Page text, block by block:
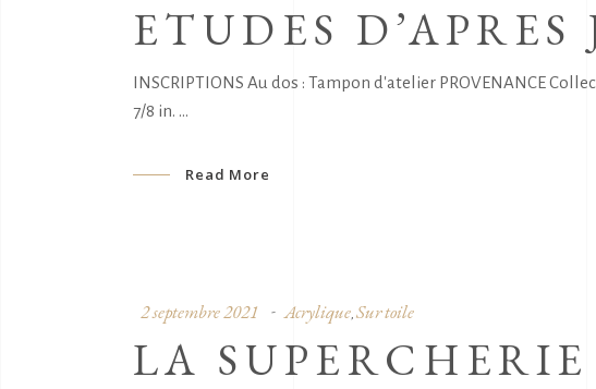
ETUDES
INSCRIPTIONS Au dos : Tampon d'atelier PROVENANCE
7/8 in.
Read More
2 septembre 2021 Acrylique, Sur toile
LA SUPERCHERIE